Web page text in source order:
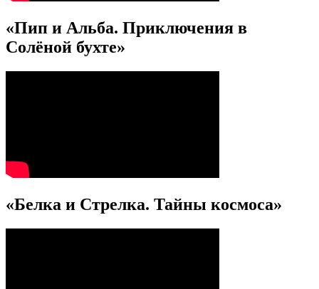
«Пип и Альба. Приключения в
Солёной бухте»
«Белка и Стрелка. Тайны космоса»